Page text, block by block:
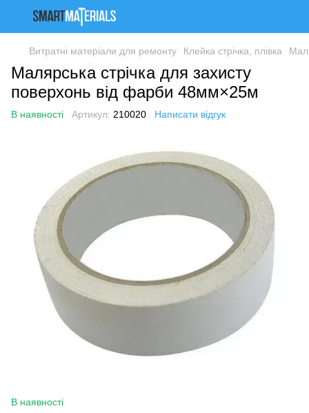
Витратні матеріали для ремонту Клейка стрічка, плівка
Малярська стрічка для захисту
поверхонь від фарби 48мм×25м
В наявності Артикул: 210020 Написати відгук
В наявності